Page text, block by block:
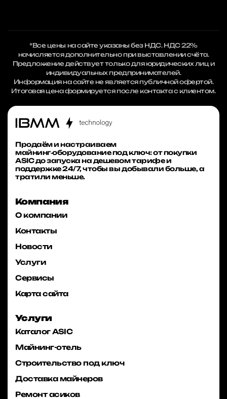
*Все цены на сайте указаны без НДС. НДС 22%
начисляется дополнительно при выставлении счёта.
Предложение действует только для юридических лиц и
индивидуальных предпринимателей.
Информация на сайте не является публичной офертой.
Итоговая цена формируется после контакта с клиентом.
Продаём и настраиваем
майнинг‑оборудование под ключ: от покупки
ASIC до запуска на дешевом тарифе и
поддержке 24/7, чтобы вы добывали больше, а
тратили меньше.
Компания
О компании
Контакты
Новости
Услуги
Сервисы
Карта сайта
Услуги
Каталог ASIC
Майнинг-отель
Строительство под ключ
Доставка майнеров
Ремонт асиков